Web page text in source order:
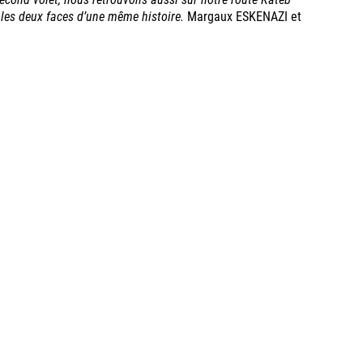
deux faces d’une même histoire. Margaux ESKENAZI et